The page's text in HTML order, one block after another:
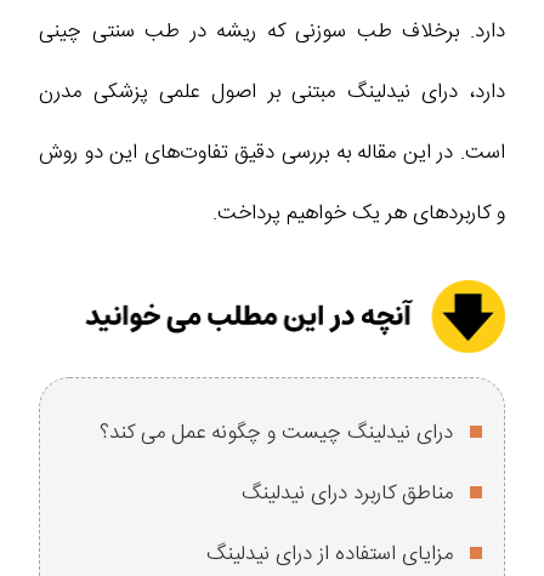
دارد. برخلاف طب سوزنی که ریشه در طب سنتی چینی
دارد، درای نیدلینگ مبتنی بر اصول علمی پزشکی مدرن
است. در این مقاله به بررسی دقیق تفاوت‌های این دو روش
و کاربردهای هر یک خواهیم پرداخت.
درای نیدلینگ چیست و چگونه عمل می‌ کند؟
مناطق کاربرد درای نیدلینگ
مزایای استفاده از درای نیدلینگ